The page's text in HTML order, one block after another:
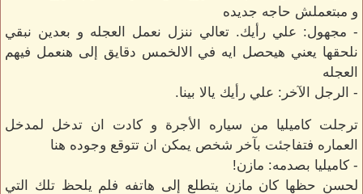
و مبتعملش حاجه جديده
- مجهول: علي رأيك. تعالي ننزل نعمل العجله و بعدين نبقي
نلحقها يعني هيحصل ايه في الالخمس دقايق إلى هنعمل فيهم
العجله
- الرجل الآخر: علي رأيك يالا بينا.
ترجلت كاميليا من سياره الأجرة و كادت ان تدخل لمدخل
العماره فتفاجئت بآخر شخص يمكن ان تتوقع وجوده هنا
- كاميليا بصدمه: مازن!
لحسن حظها كان مازن يتطلع إلى هاتفه فلم يلحظ تلك التي